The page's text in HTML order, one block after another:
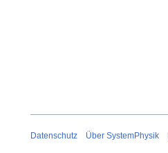
Datenschutz Über SystemPhysik